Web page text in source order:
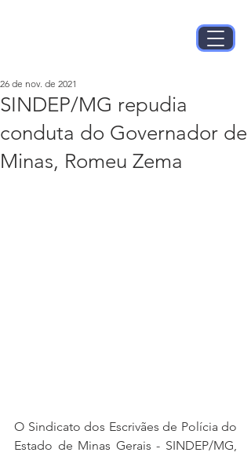
SINDEP/MG repudia
conduta do Governador de
Minas, Romeu Zema
26 de nov. de 2021
O Sindicato dos Escrivães de Polícia do
Estado de Minas Gerais - SINDEP/MG,